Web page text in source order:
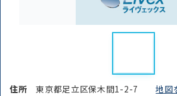
住所東京都足立区保木間1-2-7地図